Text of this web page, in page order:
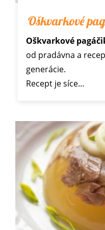
Oškvarkové
Oškvarkové
od pradávna a
generácie.
Recept je síce…